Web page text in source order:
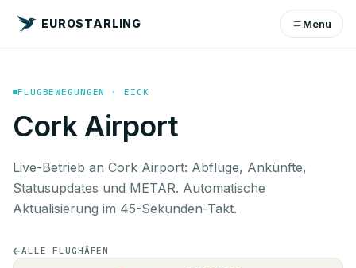
EUROSTARLING Menü
FLUGBEWEGUNGEN · EICK
Cork Airport
Live-Betrieb an Cork Airport: Abflüge, Ankünfte,
Statusupdates und METAR. Automatische
Aktualisierung im 45-Sekunden-Takt.
ALLE FLUGHÄFEN